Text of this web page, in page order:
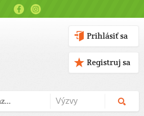
Prihlásiť sa
Registruj sa